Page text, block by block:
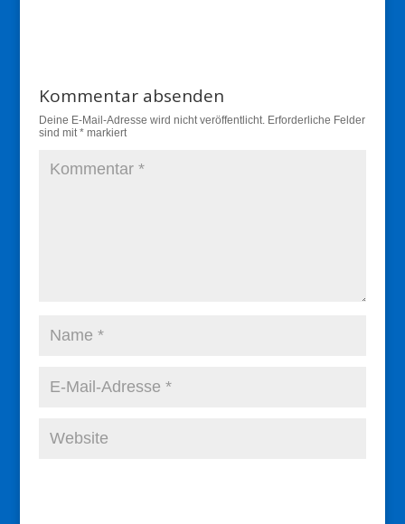
Kommentar absenden
Deine E-Mail-Adresse wird nicht veröffentlicht. Erforderliche Felder
sind mit*markiert